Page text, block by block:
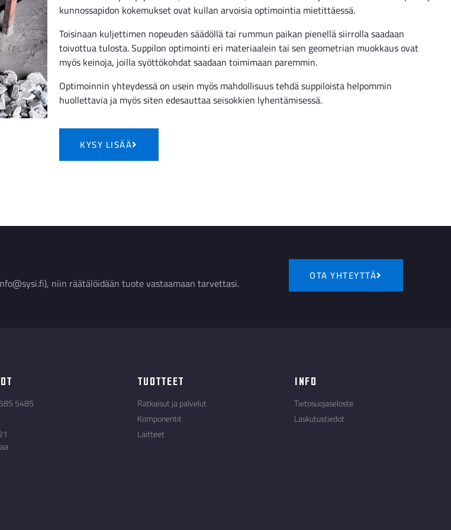
kunnossapidon kokemukset ovat kullan arvoisia optimointia mietittäessä.
Toisinaan kuljettimen nopeuden säädöllä tai rummun paikan pienellä siirrolla saadaan
toivottua tulosta. Suppilon optimointi eri materiaalein tai sen geometrian muokkaus ovat
myös keinoja, joilla syöttökohdat saadaan toimimaan paremmin.
Optimoinnin yhteydessä on usein myös mahdollisuus tehdä suppiloista helpommin
huollettavia ja myös siten edesauttaa seisokkien lyhentämisessä.
KYSY LISÄÄ
niin räätälöidään tuote vastaamaan tarvettasi. OTA YHTEYTTÄ
5485
Tuotteet
Ratkaisut ja palvelut
Komponentit
Laitteet
Info
Tietosuojaseloste
Laskutustiedot